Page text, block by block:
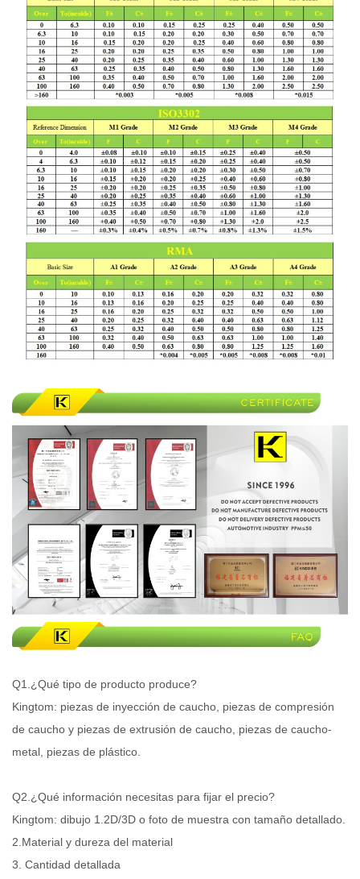
Q1.¿Qué tipo de producto produce?
Kingtom: piezas de inyección de caucho, piezas de compresión
de caucho y piezas de extrusión de caucho, piezas de caucho-
metal, piezas de plástico.
Q2.¿Qué información necesitas para fijar el precio?
Kingtom: dibujo 1.2D/3D o foto de muestra con tamaño detallado.
2.Material y dureza del material
3. Cantidad detallada